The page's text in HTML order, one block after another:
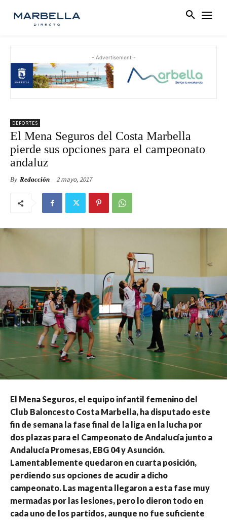
- Advertisement -
DEPORTES
El Mena Seguros del Costa Marbella
pierde sus opciones para el campeonato
andaluz
By Redacción 2 mayo, 2017
El Mena Seguros, el equipo infantil femenino del
Club Baloncesto Costa Marbella, ha disputado este
fin de semana la fase final de la liga en la lucha por
dos plazas para el Campeonato de Andalucía junto a
Andalucía Promesas, EBG 04 y Asunción.
Lamentablemente quedaron en cuarta posición,
perdiendo sus opciones de acudir a dicho
campeonato. Las magenta llegaron a esta fase muy
mermadas por las lesiones, pero lo dieron todo en
cada uno de los partidos, aunque no fue suficiente